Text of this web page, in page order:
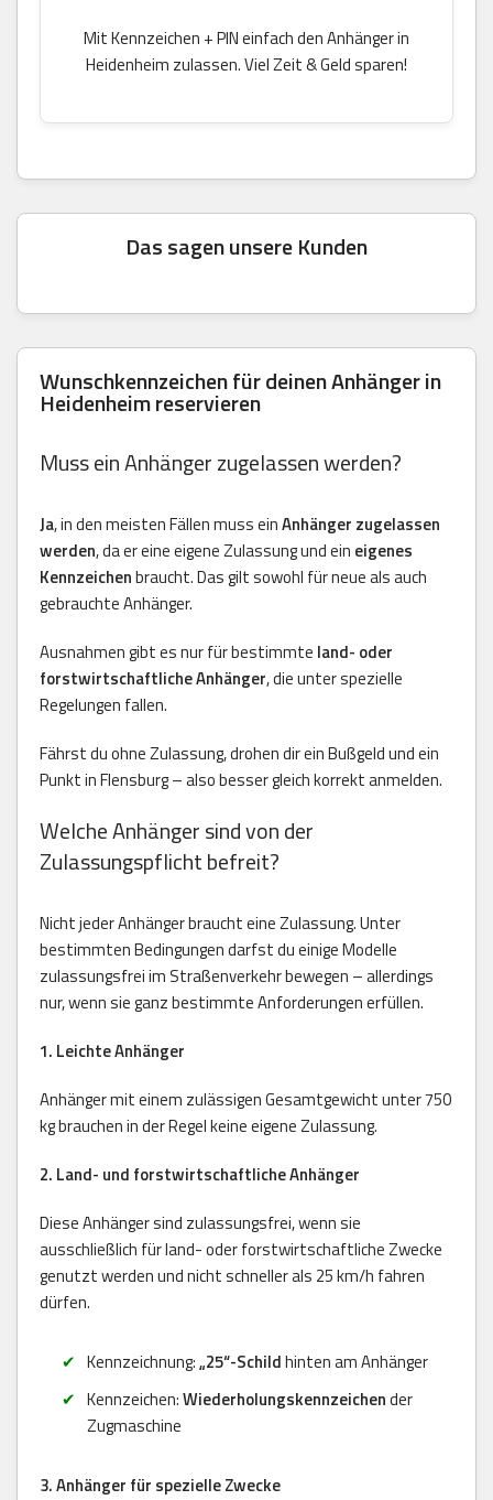
Mit Kennzeichen + PIN einfach den Anhänger in
Heidenheim zulassen. Viel Zeit & Geld sparen!
Das sagen unsere Kunden
Wunschkennzeichen für deinen Anhänger in
Heidenheim reservieren
Muss ein Anhänger zugelassen werden?
Ja, in den meisten Fällen muss einAnhänger zugelassen
werden, da er eine eigene Zulassung und ein eigenes
Kennzeichenbraucht. Das gilt sowohl für neue als auch
gebrauchte Anhänger.
Ausnahmen gibt es nur für bestimmte land- oder
forstwirtschaftliche Anhänger, die unter spezielle
Regelungen fallen.
Fährst du ohne Zulassung, drohen dir ein Bußgeld und ein
Punkt in Flensburg – also besser gleich korrekt anmelden.
Welche Anhänger sind von der
Zulassungspflicht befreit?
Nicht jeder Anhänger braucht eine Zulassung. Unter
bestimmten Bedingungen darfst du einige Modelle
zulassungsfrei im Straßenverkehr bewegen – allerdings
nur, wenn sie ganz bestimmte Anforderungen erfüllen.
1. Leichte Anhänger
Anhänger mit einem zulässigen Gesamtgewicht unter 750
kg brauchen in der Regel keine eigene Zulassung.
2. Land- und forstwirtschaftliche Anhänger
Diese Anhänger sind zulassungsfrei, wenn sie
ausschließlich für land- oder forstwirtschaftliche Zwecke
genutzt werden und nicht schneller als 25 km/h fahren
dürfen.
Kennzeichnung:„25“-Schildhinten am Anhänger
Kennzeichen:Wiederholungskennzeichender
Zugmaschine
3. Anhänger für spezielle Zwecke